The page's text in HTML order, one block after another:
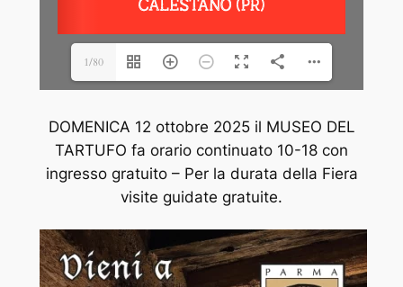
1/80
DOMENICA 12 ottobre 2025 il MUSEO DEL
TARTUFO fa orario continuato 10-18 con
ingresso gratuito – Per la durata della Fiera
visite guidate gratuite.